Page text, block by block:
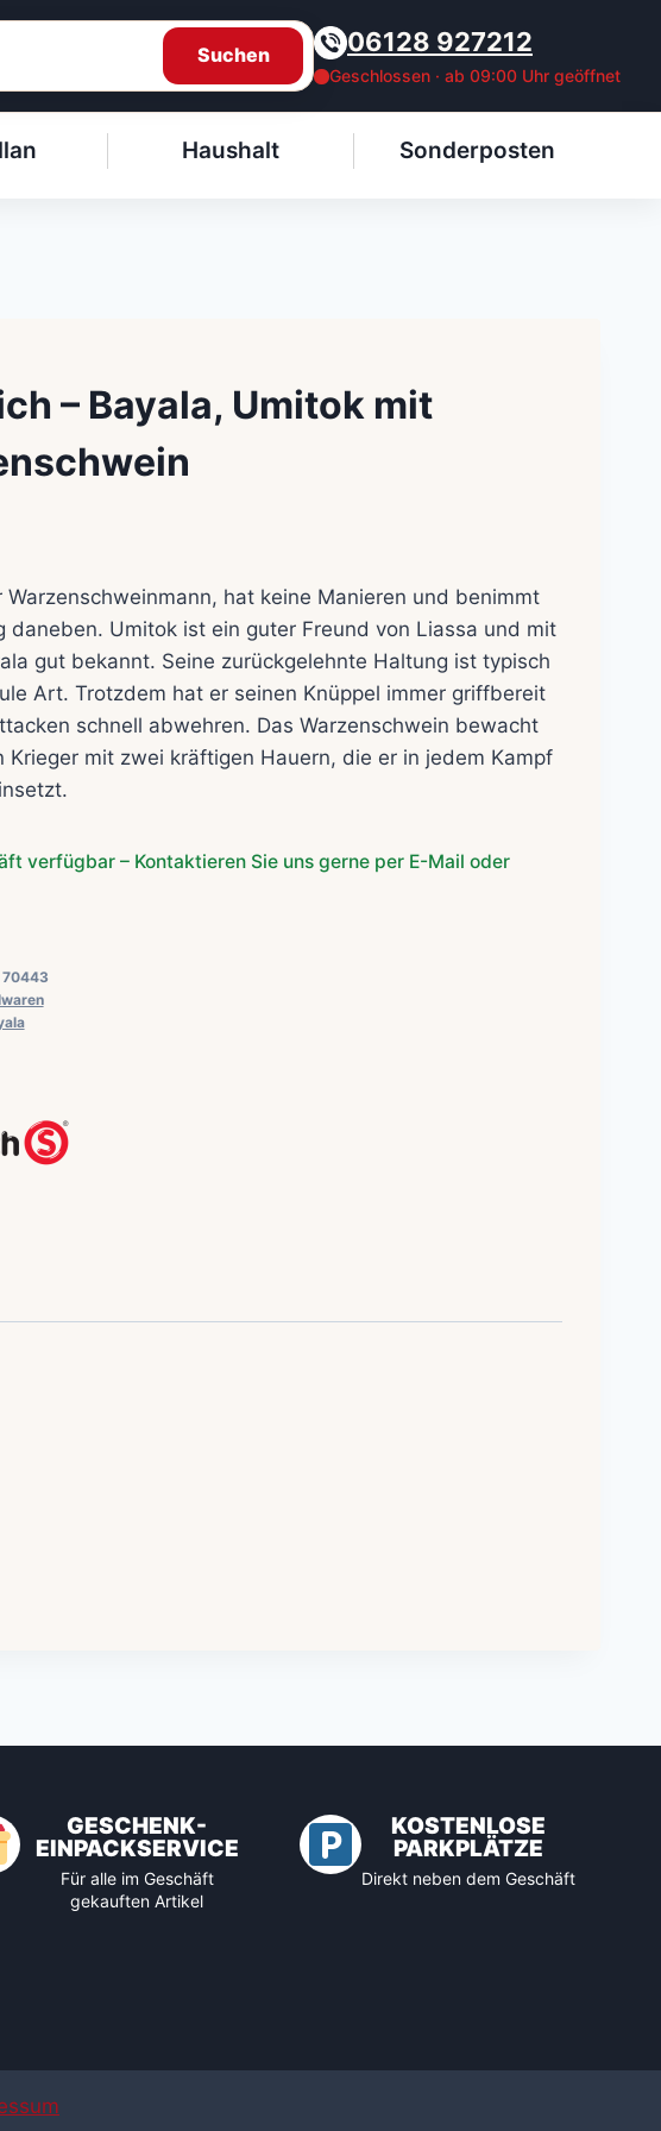
Suchen 06128 927212
Geschlossen · ab 09:00 Uhr geöffnet
Haushalt Sonderposten
– Bayala, Umitok mit
Warzenschweinmann, hat keine Manieren und benimmt
daneben. Umitok ist ein guter Freund von Liassa und mit
gut bekannt. Seine zurückgelehnte Haltung ist typisch
Art. Trotzdem hat er seinen Knüppel immer griffbereit
schnell abwehren. Das Warzenschwein bewacht
Krieger mit zwei kräftigen Hauern, die er in jedem Kampf
verfügbar – Kontaktieren Sie uns gerne per E-Mail oder
70443
GESCHENK-
EINPACKSERVICE
Für alle im Geschäft
gekauften Artikel
KOSTENLOSE
PARKPLÄTZE
Direkt neben dem Geschäft